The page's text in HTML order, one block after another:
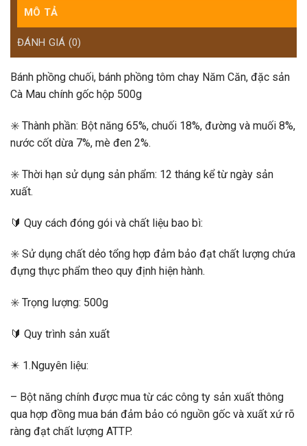
MÔ TẢ
ĐÁNH GIÁ (0)
Bánh phồng chuối, bánh phồng tôm chay Năm Căn, đặc sản
Cà Mau chính gốc hộp 500g
✳️ Thành phần: Bột năng 65%, chuối 18%, đường và muối 8%,
nước cốt dừa 7%, mè đen 2%.
✳️ Thời hạn sử dụng sản phẩm: 12 tháng kể từ ngày sản
xuất.
🔰 Quy cách đóng gói và chất liệu bao bì:
✳️ Sử dụng chất dẻo tổng hợp đảm bảo đạt chất lượng chứa
đựng thực phẩm theo quy định hiện hành.
✳️ Trọng lượng: 500g
🔰 Quy trình sản xuất
✴️ 1.Nguyên liệu:
– Bột năng chính được mua từ các công ty sản xuất thông
qua hợp đồng mua bán đảm bảo có nguồn gốc và xuất xứ rõ
ràng đạt chất lượng ATTP.